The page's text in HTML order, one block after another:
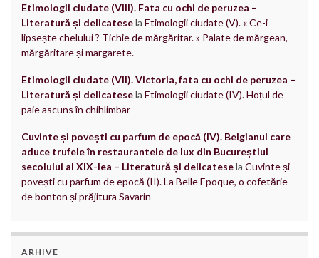
Etimologii ciudate (VIII). Fata cu ochi de peruzea –
Literatură și delicatesela Etimologii ciudate (V). « Ce-i
lipsește chelului ? Tichie de mărgăritar. » Palate de mărgean,
mărgăritare și margarete.
Etimologii ciudate (VII). Victoria, fata cu ochi de peruzea –
Literatură și delicatesela Etimologii ciudate (IV). Hoțul de
paie ascuns în chihlimbar
Cuvinte și povești cu parfum de epocă (IV). Belgianul care
aduce trufele în restaurantele de lux din Bucureștiul
secolului al XIX-lea – Literatură și delicatesela Cuvinte și
povești cu parfum de epocă (II). La Belle Epoque, o cofetărie
de bonton și prăjitura Savarin
ARHIVE